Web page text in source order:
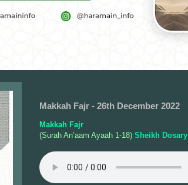
Makkah Fajr - 26th December 2022
Makkah Fajr
(Surah An’aam Ayaah 1-18) Sheikh Dosary